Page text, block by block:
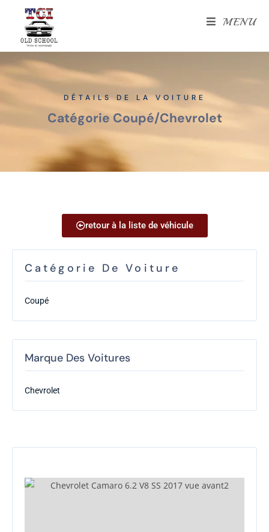
MENU
DÉTAILS DE LA VOITURE
Catégorie Coupé/Chevrolet
retour à la liste de véhicule
Catégorie De Voiture
Coupé
Marque Des Voitures
Chevrolet